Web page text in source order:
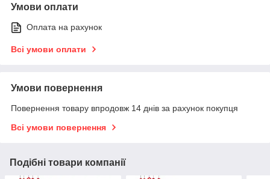
Умови оплати
Оплата на рахунок
Всі умови оплати
Умови повернення
Повернення товару впродовж 14 днів за рахунок покупця
Всі умови повернення
Подібні товари компанії